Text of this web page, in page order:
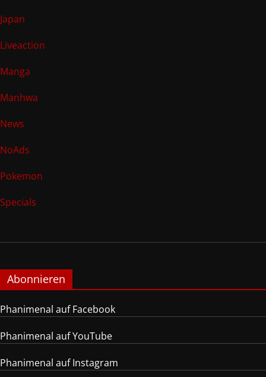
Japan
Liveaction
Manga
Manhwa
News
NoAds
Pokemon
Specials
Abonnieren
Phanimenal auf Facebook
Phanimenal auf YouTube
Phanimenal auf Instagram